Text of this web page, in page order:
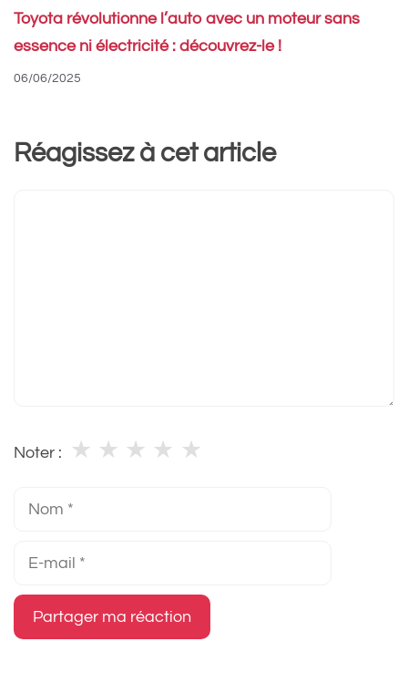
Toyota révolutionne l’auto avec un moteur sans
essence ni électricité : découvrez-le !
06/06/2025
Réagissez à cet article
Noter : ★
★
★
★
★